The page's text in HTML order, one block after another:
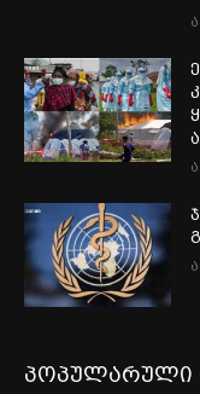
პოპულარული